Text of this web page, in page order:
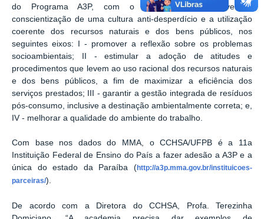
do Programa A3P, com o objetivo de promover a
conscientização de uma cultura anti-desperdício e a utilização
coerente dos recursos naturais e dos bens públicos, nos
seguintes eixos: I - promover a reflexão sobre os problemas
socioambientais; II - estimular a adoção de atitudes e
procedimentos que levem ao uso racional dos recursos naturais
e dos bens públicos, a fim de maximizar a eficiência dos
serviços prestados; III - garantir a gestão integrada de resíduos
pós-consumo, inclusive a destinação ambientalmente correta; e,
IV - melhorar a qualidade do ambiente do trabalho.
Com base nos dados do MMA, o CCHSA/UFPB é a 11a
Instituição Federal de Ensino do País a fazer adesão a A3P e a
única do estado da Paraíba (http://a3p.mma.gov.br/instituicoes-
parceiras/).
De acordo com a Diretora do CCHSA, Profa. Terezinha